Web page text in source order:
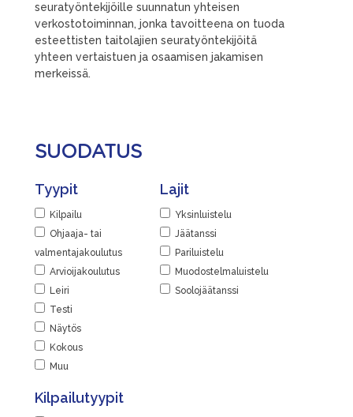
seuratyöntekijöille suunnatun yhteisen
verkostotoiminnan, jonka tavoitteena on tuoda
esteettisten taitolajien seuratyöntekijöitä
yhteen vertaistuen ja osaamisen jakamisen
merkeissä.
SUODATUS
Tyypit
Kilpailu
Ohjaaja- tai
valmentajakoulutus
Arvioijakoulutus
Leiri
Testi
Näytös
Kokous
Muu
Lajit
Yksinluistelu
Jäätanssi
Pariluistelu
Muodostelmaluistelu
Soolojäätanssi
Kilpailutyypit